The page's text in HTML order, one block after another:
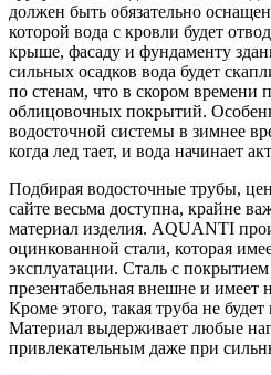
должен быть обязательно
которой вода с кровли будет
крыше, фасаду и фундаменту
сильных осадков вода будет
по стенам, что в скором времени
облицовочных покрытий.
водосточной системы в зимнее
когда лед тает, и вода начинает
Подбирая водосточные трубы,
сайте весьма доступна, крайне
материал изделия. AQUANTI
оцинкованной стали, которая
эксплуатации. Сталь с
презентабельная внешне и имеет
Кроме этого, такая труба не
Материал выдерживает любые
привлекательным даже при